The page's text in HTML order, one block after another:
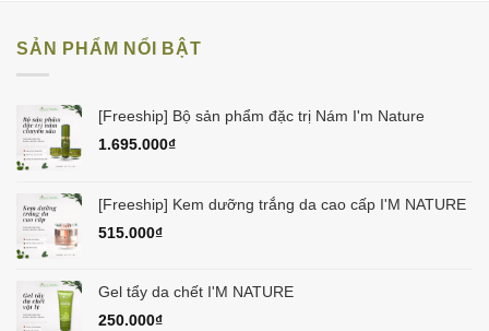
SẢN PHẨM NỔI BẬT
[Freeship] Bộ sản phẩm đặc trị Nám I'm Nature
1.695.000₫
[Freeship] Kem dưỡng trắng da cao cấp I'M NATURE
515.000₫
Gel tẩy da chết I'M NATURE
250.000₫